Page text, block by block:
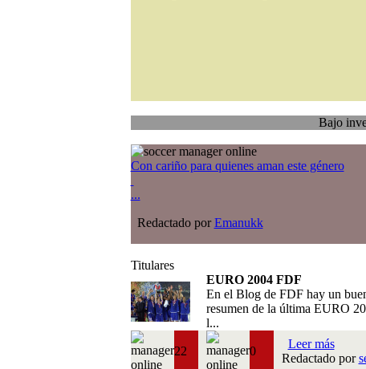
Bajo investigación
Con cariño para quienes aman este género
...
Redactado porEmanukk
Titulares
EURO 2004 FDF
En el Blog de FDF hay un
resumen de la última EURO
l...
22 0
Leer más
Redactado por